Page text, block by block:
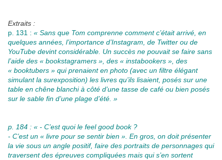
Extraits :
p. 131 : « Sans que Tom comprenne comment c’était arrivé, en
quelques années, l’importance d’Instagram, de Twitter ou de
YouTube devint considérable. Un succès ne pouvait se faire sans
l’aide des « bookstagramers », des « instabookers », des
« booktubers » qui prenaient en photo (avec un filtre élégant
simulant la surexposition) les livres qu’ils lisaient, posés sur une
table en chêne blanchi à côté d’une tasse de café ou bien posés
sur le sable fin d’une plage d’été. »
p. 184 : « - C’est quoi le feel good book ?
- C’est un « livre pour se sentir bien ». En gros, on doit présenter
la vie sous un angle positif, faire des portraits de personnages qui
traversent des épreuves compliquées mais qui s’en sortent